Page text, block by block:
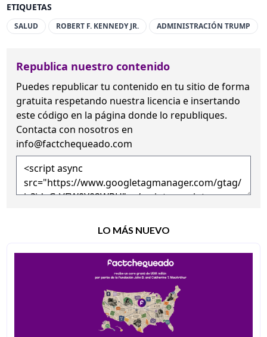
ETIQUETAS
SALUD ROBERT F. KENNEDY JR. ADMINISTRACIÓN TRUMP
Republica nuestro contenido
Puedes republicar tu contenido en tu sitio de forma
gratuita respetando nuestra licencia e insertando
este código en la página donde lo republiques.
Contacta con nosotros en
info@factchequeado.com
LO MÁS NUEVO